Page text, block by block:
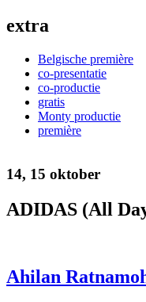
extra
Belgische première
co-presentatie
co-productie
gratis
Monty productie
première
14, 15 oktober
ADIDAS (All
Ahilan